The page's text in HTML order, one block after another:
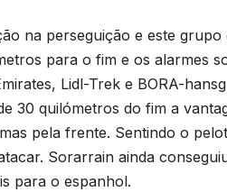
na perseguição e este
para o fim e os alarmes
Lidl-Trek e BORA-
30 quilómetros do fim a
pela frente. Sentindo o
Sorarrain ainda
para o espanhol.